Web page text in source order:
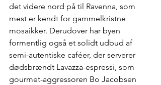
det videre nord på til Ravenna, som
mest er kendt for gammelkristne
mosaikker. Derudover har byen
formentlig også et solidt udbud af
semi-autentiske caféer, der serverer
dødsbrændt Lavazza-espressi, som
gourmet-aggressoren Bo Jacobsen